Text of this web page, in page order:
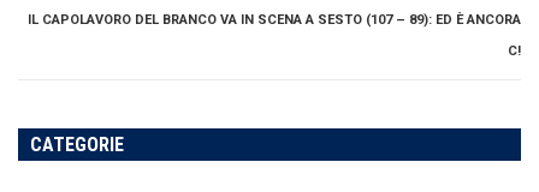
IL CAPOLAVORO DEL BRANCO VA IN SCENA A SESTO (107 – 89): ED È ANCORA
C!
CATEGORIE